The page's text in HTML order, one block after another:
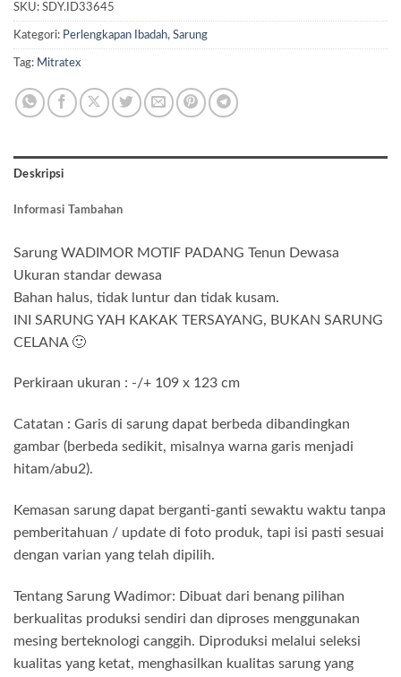
SKU: SDY.ID33645
Kategori: Perlengkapan Ibadah, Sarung
Tag: Mitratex
Deskripsi
Informasi Tambahan
Sarung WADIMOR MOTIF PADANG Tenun Dewasa
Ukuran standar dewasa
Bahan halus, tidak luntur dan tidak kusam.
INI SARUNG YAH KAKAK TERSAYANG, BUKAN SARUNG
CELANA 🙂
Perkiraan ukuran : -/+ 109 x 123 cm
Catatan : Garis di sarung dapat berbeda dibandingkan
gambar (berbeda sedikit, misalnya warna garis menjadi
hitam/abu2).
Kemasan sarung dapat berganti-ganti sewaktu waktu tanpa
pemberitahuan / update di foto produk, tapi isi pasti sesuai
dengan varian yang telah dipilih.
Tentang Sarung Wadimor: Dibuat dari benang pilihan
berkualitas produksi sendiri dan diproses menggunakan
mesing berteknologi canggih. Diproduksi melalui seleksi
kualitas yang ketat, menghasilkan kualitas sarung yang